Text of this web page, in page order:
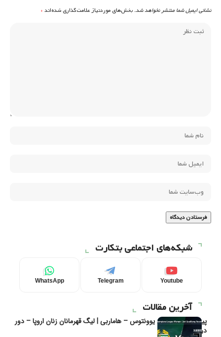
نشانی ایمیل شما منتشر نخواهد شد. بخش‌های موردنیاز علامت‌گذاری شده‌اند*
شبکه‌های اجتماعی بتکارت
Youtube
Telegram
WhatsApp
آخرین مقالات
پیش‌بینی و تحلیل یوونتوس – هاماربی | لیگ قهرمانان زنان اروپا – دور
دوم مرحله